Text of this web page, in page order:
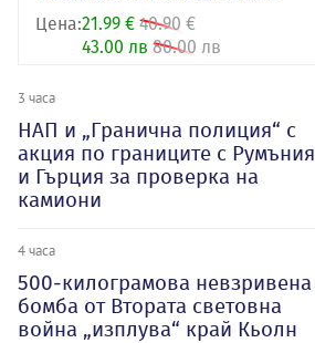
Цена:21.99 € 40.90 €
43.00 лв 80.00 лв
3 часа
НАП и „Гранична полиция“ с
акция по границите с Румъния
и Гърция за проверка на
камиони
4 часа
500-килограмова невзривена
бомба от Втората световна
война „изплува“ край Кьолн